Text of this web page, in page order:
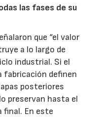
las fases de su
que “el valor
a lo largo de
industrial. Si el
fabricación definen
posteriores
preservan hasta el
final. En este